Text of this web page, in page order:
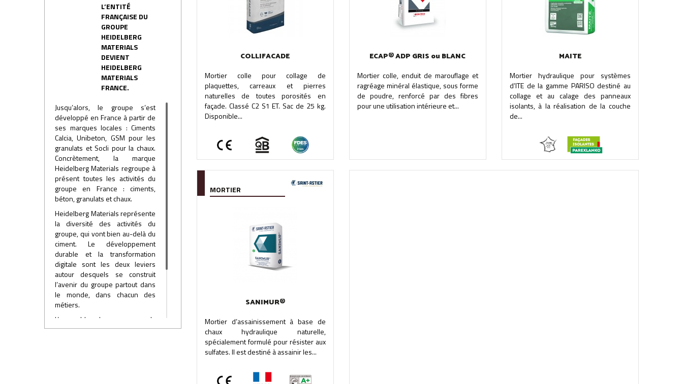
L’ENTITÉ
FRANÇAISE DU
GROUPE
HEIDELBERG
MATERIALS
DEVIENT
HEIDELBERG
MATERIALS
FRANCE.
Jusqu’alors, le groupe s’est
développé en France à partir de
ses marques locales : Ciments
Calcia, Unibeton, GSM pour les
granulats et Socli pour la chaux.
Concrètement, la marque
Heidelberg Materials regroupe à
présent toutes les activités du
groupe en France : ciments,
béton, granulats et chaux.
Heidelberg Materials représente
la diversité des activités du
groupe, qui vont bien au-delà du
ciment. Le développement
durable et la transformation
digitale sont les deux leviers
autour desquels se construit
l’avenir du groupe partout dans
le monde, dans chacun des
métiers.
L’ensemble des marques du
groupe au niveau mondial, et
COLLIFACADE
Mortier colle pour collage de
plaquettes, carreaux et pierres
naturelles de toutes porosités en
façade. Classé C2 S1 ET. Sac de 25 kg.
Disponible...
ECAP® ADP GRIS ou BLANC
Mortier colle, enduit de marouflage et
ragréage minéral élastique, sous forme
de poudre, renforcé par des fibres
pour une utilisation intérieure et...
MAITE
Mortier hydraulique pour systèmes
d’ITE de la gamme PARISO destiné au
collage et au calage des panneaux
isolants, à la réalisation de la couche
de...
MORTIER
SANIMUR®
Mortier d’assainissement à base de
chaux hydraulique naturelle,
spécialement formulé pour résister aux
sulfates. Il est destiné à assainir les...